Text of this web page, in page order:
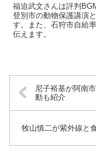
福迫武文さんは評判
登別市の動物保護講演
す。また、石狩市自給
伝えます。
尼子裕基が阿南
動も紹介
牧山慎二が紫外線と